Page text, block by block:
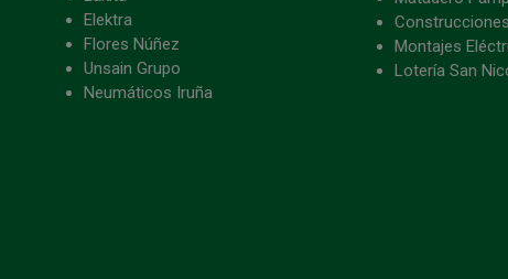
Elektra
Flores Núñez
Unsain Grupo
Neumáticos Iruña
Montajes
Lotería San